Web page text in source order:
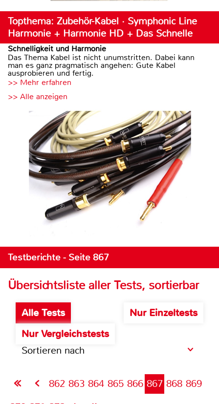
Topthema: Zubehör-Kabel · Symphonic Line
Harmonie + Harmonie HD + Das Schnelle
Schnelligkeit und Harmonie
Das Thema Kabel ist nicht unumstritten. Dabei kann
man es ganz pragmatisch angehen: Gute Kabel
ausprobieren und fertig.
>> Mehr erfahren
>> Alle anzeigen
Testberichte - Seite 867
Übersichtsliste aller Tests, sortierbar
Alle Tests
Nur Einzeltests
Nur Vergleichstests
Sortieren nach
862 863 864 865 866 867 868 869